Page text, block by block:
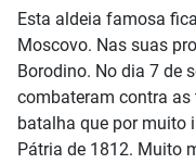
Esta aldeia famosa
Moscovo. Nas suas
Borodino. No dia 7 de
combateram contra as
batalha que por muito
Pátria de 1812. Muito